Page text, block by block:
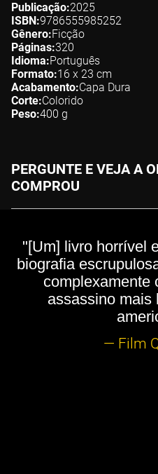
Publicação 2025
ISBN 9786555985252
Gênero Ficção
Páginas 320
Idioma Português
Formato 16 x 23 cm
Acabamento Capa Dura
Corte Colorido
Peso 400 g
PERGUNTE E VEJA A
COMPROU
"[Um] livro horrível
biografia
complexamente
assassino mais
— Film